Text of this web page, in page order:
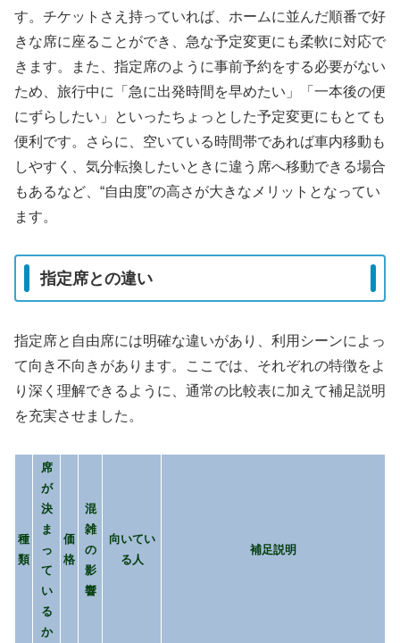
す。チケットさえ持っていれば、ホームに並んだ順番で好
きな席に座ることができ、急な予定変更にも柔軟に対応で
きます。また、指定席のように事前予約をする必要がない
ため、旅行中に「急に出発時間を早めたい」「一本後の便
にずらしたい」といったちょっとした予定変更にもとても
便利です。さらに、空いている時間帯であれば車内移動も
しやすく、気分転換したいときに違う席へ移動できる場合
もあるなど、“自由度”の高さが大きなメリットとなってい
ます。
指定席との違い
指定席と自由席には明確な違いがあり、利用シーンによっ
て向き不向きがあります。ここでは、それぞれの特徴をよ
り深く理解できるように、通常の比較表に加えて補足説明
を充実させました。
種
類
席
が
決
ま
っ
て
い
る
か
価
格
混
雑
の
影
響
向いてい
る人
補足説明